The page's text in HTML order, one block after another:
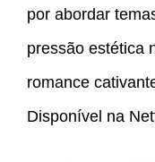
por abordar
pressão estética
romance
Disponível na